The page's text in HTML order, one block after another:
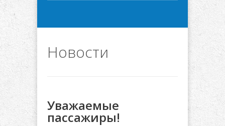
Новости
Уважаемые
пассажиры!